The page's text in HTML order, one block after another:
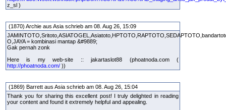
z_sl )
(1870) Archie aus Asia schrieb am 08. Aug 26, 15:09
O,JAYA = kombinasi mantap &#9889;
Gak pernah zonk
Here is my web-site :: jakartaslot88 (phoatnoda.com (
http://phoatnoda.com/ ))
(1869) Barrett aus Asia schrieb am 08. Aug 26, 15:04
Thank you for sharing this excellent post! I truly delighted in reading
your content and found it extremely helpful and appealing.